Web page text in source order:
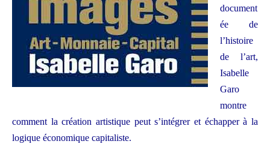
document
ée de
l’histoire
de l’art,
Isabelle
Garo
montre
comment la création artistique peut s’intégrer et échapper à la
logique économique capitaliste.